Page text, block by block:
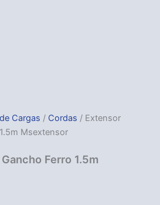
Cargas / Cordas / Extensor
Msextensor
Ferro 1.5m